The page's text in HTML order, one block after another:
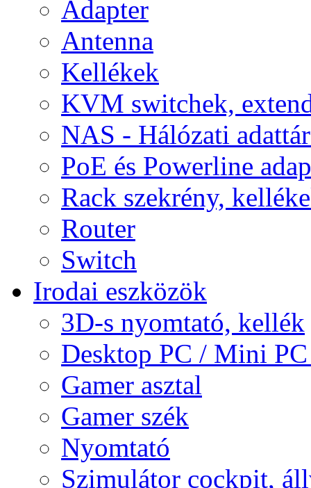
Adapter
Antenna
Kellékek
KVM switchek,
NAS - Hálózati
PoE és Powerline
Rack szekrény,
Router
Switch
Irodai eszközök
3D-s nyomtató, kellék
Desktop PC / Mini
Gamer asztal
Gamer szék
Nyomtató
Szimulátor cockpit,